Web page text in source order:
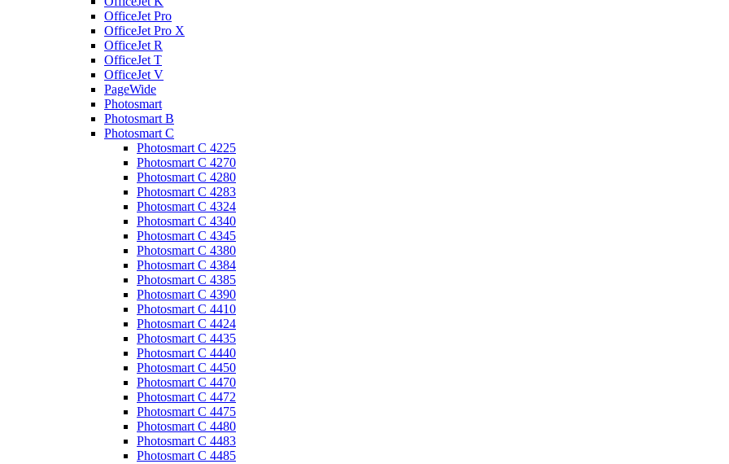
OfficeJet Pro
OfficeJet Pro X
OfficeJet R
OfficeJet T
OfficeJet V
PageWide
Photosmart
Photosmart B
Photosmart C
Photosmart C 4225
Photosmart C 4270
Photosmart C 4280
Photosmart C 4283
Photosmart C 4324
Photosmart C 4340
Photosmart C 4345
Photosmart C 4380
Photosmart C 4384
Photosmart C 4385
Photosmart C 4390
Photosmart C 4410
Photosmart C 4424
Photosmart C 4435
Photosmart C 4440
Photosmart C 4450
Photosmart C 4470
Photosmart C 4472
Photosmart C 4475
Photosmart C 4480
Photosmart C 4483
Photosmart C 4485